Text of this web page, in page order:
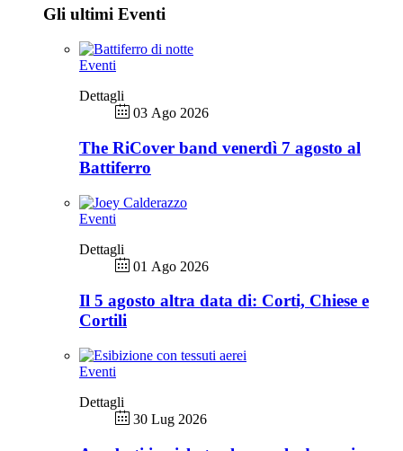
Gli ultimi Eventi
Eventi
Dettagli
03 Ago 2026
The RiCover band venerdì 7 agosto al
Battiferro
Eventi
Dettagli
01 Ago 2026
Il 5 agosto altra data di: Corti, Chiese e
Cortili
Eventi
Dettagli
30 Lug 2026